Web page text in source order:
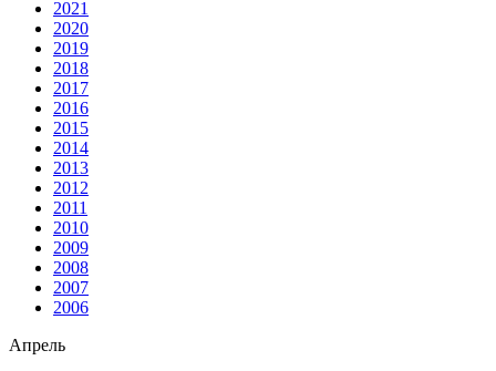
2021
2020
2019
2018
2017
2016
2015
2014
2013
2012
2011
2010
2009
2008
2007
2006
Апрель